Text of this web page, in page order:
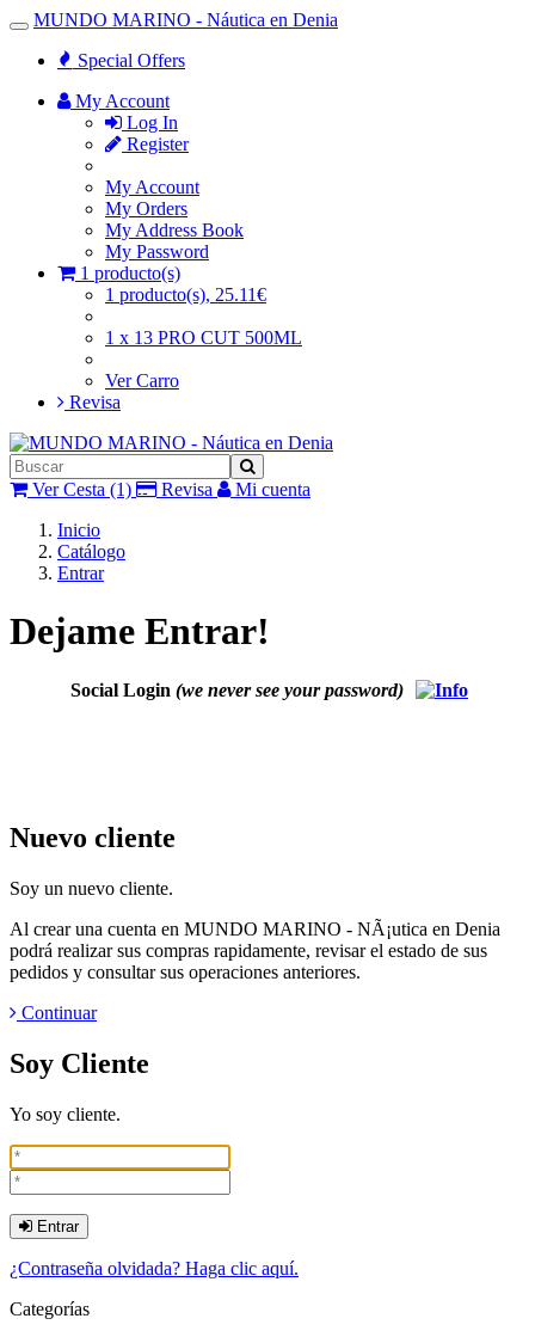
Toggle
Navigation
MUNDO MARINO - Náutica en Denia
Special Offers
My Account
Log In
Register
My Account
My Orders
My Address Book
My Password
1 producto(s)
1 producto(s), 25.11€
1 x 13 PRO CUT 500ML
Ver Carro
Revisa
Ver Cesta (1) Revisa
Mi cuenta
Inicio
Catálogo
Entrar
Dejame Entrar!
Social Login (we never see your password)
Nuevo cliente
Soy un nuevo cliente.
Al crear una cuenta en MUNDO MARINO - NÃ¡utica en Denia
podrá realizar sus compras rapidamente, revisar el estado de sus
pedidos y consultar sus operaciones anteriores.
Continuar
Soy Cliente
Yo soy cliente.
Entrar
¿Contraseña olvidada? Haga clic aquí.
Categorías